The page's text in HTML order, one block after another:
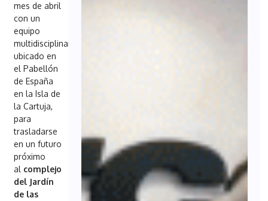
mes de abril
con un
equipo
multidisciplinar
ubicado en
el Pabellón
de España
en la Isla de
la Cartuja,
para
trasladarse
en un futuro
próximo
al complejo
del Jardín
de las